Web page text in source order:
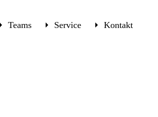
Teams Service Kontakt